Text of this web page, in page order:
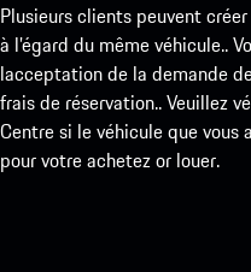
Plusieurs clients peuvent
à l’égard du même véhicule..
lacceptation de la demande
frais de réservation.. Veuillez
Centre si le véhicule que
pour votre achetez or louer.